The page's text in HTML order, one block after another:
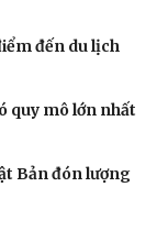
thiên đường